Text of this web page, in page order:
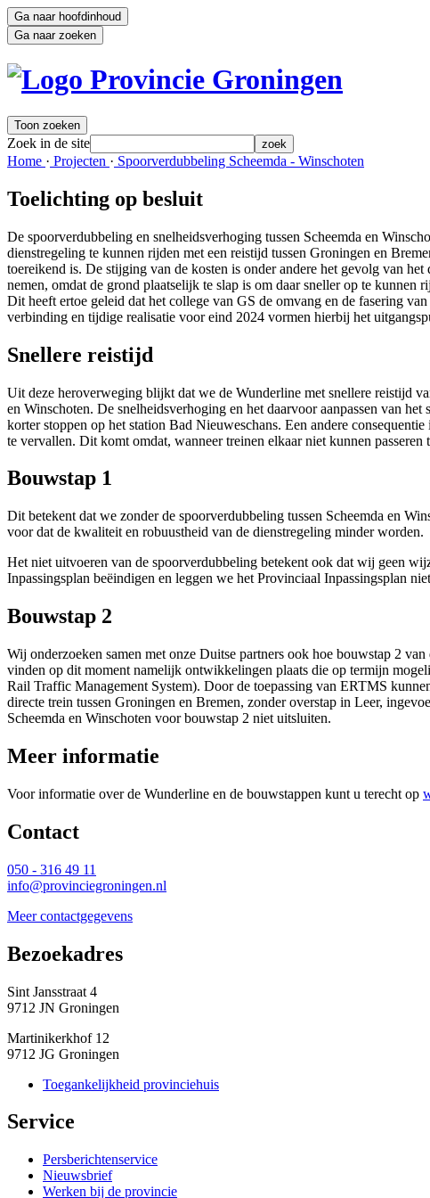
Ga naar hoofdinhoud
Ga naar zoeken
Toon zoeken
Zoek in de site zoek
Home · Projecten · Spoorverdubbeling Scheemda - Winschoten
Toelichting op besluit
De spoorverdubbeling en snelheidsverhoging tussen Scheemda en
dienstregeling te kunnen rijden met een reistijd tussen Groningen en
toereikend is. De stijging van de kosten is onder andere het gevolg van
nemen, omdat de grond plaatselijk te slap is om daar sneller op te kunnen
Dit heeft ertoe geleid dat het college van GS de omvang en de fasering
verbinding en tijdige realisatie voor eind 2024 vormen hierbij het
Snellere reistijd
Uit deze heroverweging blijkt dat we de Wunderline met snellere reistijd
en Winschoten. De snelheidsverhoging en het daarvoor aanpassen van
korter stoppen op het station Bad Nieuweschans. Een andere
te vervallen. Dit komt omdat, wanneer treinen elkaar niet kunnen
Bouwstap 1
Dit betekent dat we zonder de spoorverdubbeling tussen Scheemda en
voor dat de kwaliteit en robuustheid van de dienstregeling minder worden.
Het niet uitvoeren van de spoorverdubbeling betekent ook dat wij geen
Inpassingsplan beëindigen en leggen we het Provinciaal Inpassingsplan
Bouwstap 2
Wij onderzoeken samen met onze Duitse partners ook hoe bouwstap 2
vinden op dit moment namelijk ontwikkelingen plaats die op termijn
Rail Traffic Management System). Door de toepassing van ERTMS
directe trein tussen Groningen en Bremen, zonder overstap in Leer,
Scheemda en Winschoten voor bouwstap 2 niet uitsluiten.
Meer informatie
Voor informatie over de Wunderline en de bouwstappen kunt u terecht op
Contact
050 - 316 49 11
info@provinciegroningen.nl
Meer contactgegevens
Bezoekadres
Sint Jansstraat 4
9712 JN Groningen
Martinikerkhof 12
9712 JG Groningen
Toegankelijkheid provinciehuis
Service
Persberichtenservice
Nieuwsbrief
Werken bij de provincie